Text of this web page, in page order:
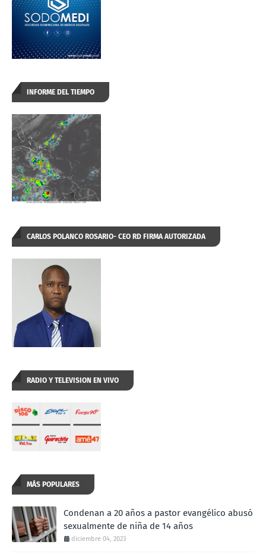
INFORME DEL TIEMPO
CARLOS POLANCO ROSARIO- CEO RD FIRMA AUTORIZADA
RADIO Y TELEVISION EN VIVO
MÁS POPULARES
Condenan a 20 años a pastor evangélico abusó
sexualmente de niña de 14 años
diciembre 04, 2023